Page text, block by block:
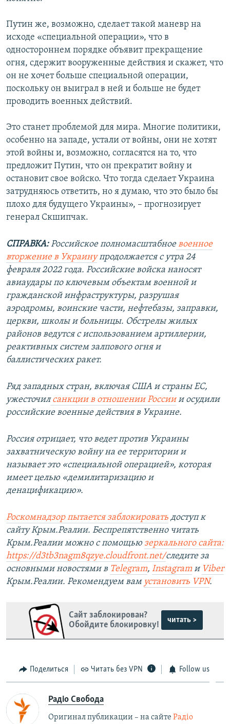
Путин же, возможно, сделает такой маневр на
исходе «специальной операции», что в
одностороннем порядке объявит прекращение
огня, сдержит вооруженные действия и скажет, что
он не хочет больше специальной операции,
поскольку он выиграл в ней и больше не будет
проводить военных действий.
Это станет проблемой для мира. Многие политики,
особенно на западе, устали от войны, они не хотят
этой войны и, возможно, согласятся на то, что
предложит Путин, что он прекратит войну и
остановит свое войско. Что тогда сделает Украина
затрудняюсь ответить, но я думаю, что это было бы
плохо для будущего Украины», – прогнозирует
генерал Скшипчак.
СПРАВКА:Российское полномасштабноевоенное
вторжение в Украинупродолжается с утра 24
февраля 2022 года. Российские войска наносят
авиаудары по ключевым объектам военной и
гражданской инфраструктуры, разрушая
аэродромы, воинские части, нефтебазы, заправки,
церкви, школы и больницы. Обстрелы жилых
районов ведутся с использованием артиллерии,
реактивных систем залпового огня и
баллистических ракет.
Ряд западных стран, включая США и страны ЕС,
ужесточилсанкции в отношении Россиии осудили
российские военные действия в Украине.
Россия отрицает, что ведет против Украины
захватническую войну на ее территории и
называет это «специальной операцией», которая
имеет целью «демилитаризацию и
денацификацию».
Роскомнадзор пытается заблокировать доступ к
сайту Крым.Реалии. Беспрепятственно читать
Крым.Реалии можно с помощью зеркального сайта:
https://d3tb3nagm8qzye.cloudfront.net/следите за
основными новостями в Telegram, Instagram и Viber
Крым.Реалии. Рекомендуем вам установить VPN.
Сайт заблокирован?
Обойдите блокировку!
читать >
Поделиться Читать без VPN Follow us
Радіо Свобода
Оригинал публикации – на сайте Радіо